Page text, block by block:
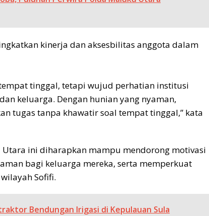
kinerja dan aksesbilitas anggota dalam
tinggal, tetapi wujud perhatian institusi
keluarga. Dengan hunian yang nyaman,
tugas tanpa khawatir soal tempat tinggal,” kata
ini diharapkan mampu mendorong motivasi
bagi keluarga mereka, serta memperkuat
Sofifi.
Bendungan Irigasi di Kepulauan Sula